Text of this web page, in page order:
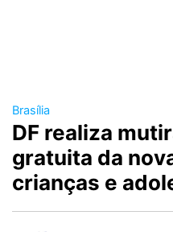
Brasília
DF realiza
gratuita da
crianças e